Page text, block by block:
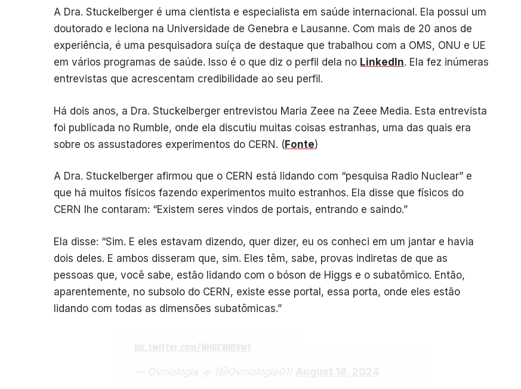
A Dra. Stuckelberger é uma cientista e especialista em saúde internacional. Ela possui um
doutorado e leciona na Universidade de Genebra e Lausanne. Com mais de 20 anos de
experiência, é uma pesquisadora suíça de destaque que trabalhou com a OMS, ONU e UE
em vários programas de saúde. Isso é o que diz o perfil dela no LinkedIn. Ela fez inúmeras
entrevistas que acrescentam credibilidade ao seu perfil.
Há dois anos, a Dra. Stuckelberger entrevistou Maria Zeee na Zeee Media. Esta entrevista
foi publicada no Rumble, onde ela discutiu muitas coisas estranhas, uma das quais era
sobre os assustadores experimentos do CERN. (Fonte)
A Dra. Stuckelberger afirmou que o CERN está lidando com “pesquisa Radio Nuclear” e
que há muitos físicos fazendo experimentos muito estranhos. Ela disse que físicos do
CERN lhe contaram: “Existem seres vindos de portais, entrando e saindo.”
Ela disse: “Sim. E eles estavam dizendo, quer dizer, eu os conheci em um jantar e havia
dois deles. E ambos disseram que, sim. Eles têm, sabe, provas indiretas de que as
pessoas que, você sabe, estão lidando com o bóson de Higgs e o subatômico. Então,
aparentemente, no subsolo do CERN, existe esse portal, essa porta, onde eles estão
lidando com todas as dimensões subatômicas.”